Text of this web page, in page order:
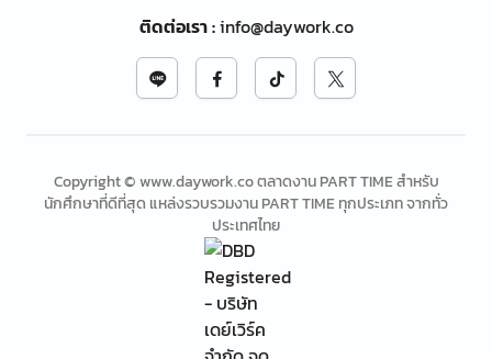
ติดต่อเรา:info@daywork.co
Copyright © www.daywork.co ตลาดงาน PART TIME สำหรับ
นักศึกษาที่ดีที่สุด แหล่งรวบรวมงาน PART TIME ทุกประเภท จากทั่ว
ประเทศไทย